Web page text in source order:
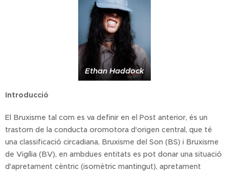
Ethan Haddock
Introducció
El Bruxisme tal com es va definir en el Post anterior, és un
trastorn de la conducta oromotora d'origen central, que té
una classificació circadiana, Bruxisme del Son (BS) i Bruxisme
de Vigília (BV), en ambdues entitats es pot donar una situació
d'apretament cèntric (isomètric mantingut), apretament